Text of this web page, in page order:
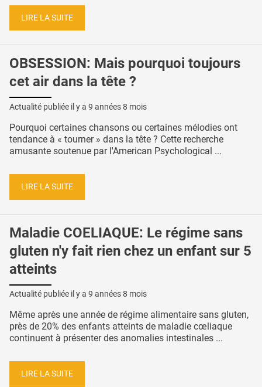
LIRE LA SUITE
OBSESSION: Mais pourquoi toujours
cet air dans la tête ?
Actualité publiée il y a 9 années 8 mois
Pourquoi certaines chansons ou certaines mélodies ont
tendance à « tourner » dans la tête ? Cette recherche
amusante soutenue par l'American Psychological ...
LIRE LA SUITE
Maladie COELIAQUE: Le régime sans
gluten n'y fait rien chez un enfant sur 5
atteints
Actualité publiée il y a 9 années 8 mois
Même après une année de régime alimentaire sans gluten,
près de 20% des enfants atteints de maladie cœliaque
continuent à présenter des anomalies intestinales ...
LIRE LA SUITE